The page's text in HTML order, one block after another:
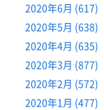
2020年6月 (617)
2020年5月 (638)
2020年4月 (635)
2020年3月 (877)
2020年2月 (572)
2020年1月 (477)